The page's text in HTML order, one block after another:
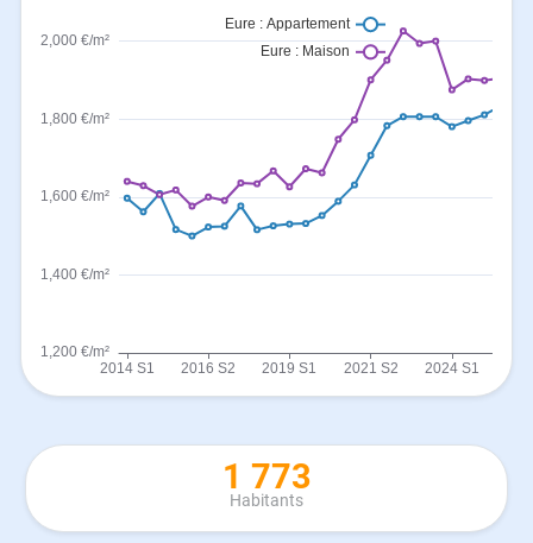
1 773
Habitants